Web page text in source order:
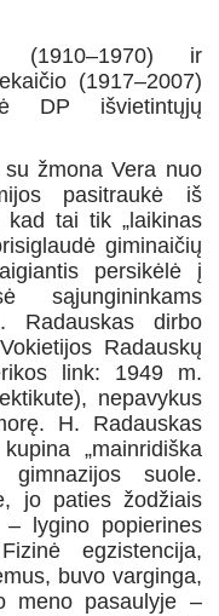
(1910–1970) ir
(1917–2007)
DP išvietintųjų
žmona Vera nuo
pasitraukė iš
kad tai tik „laikinas
giminaičių
persikėlė į
sąjungininkams
Radauskas dirbo
Radauskų
link: 1949 m.
nepavykus
H. Radauskas
„mainridiška
suole.
jo paties žodžiais
– lygino popierines
egzistencija,
buvo varginga,
meno pasaulyje –